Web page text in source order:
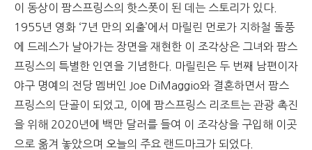
이 동상이 팜스프링스의 핫스폿이 된 데는 스토리가 있다.
1955년 영화 ‘7년 만의 외출’에서 마릴린 먼로가 지하철 돌풍
에 드레스가 날아가는 장면을 재현한 이 조각상은 그녀와 팜스
프링스의 특별한 인연을 기념한다. 마릴린은 두 번째 남편이자
야구 명예의 전당 멤버인 Joe DiMaggio와 결혼하면서 팜스
프링스의 단골이 되었고, 이에 팜스프링스 리조트는 관광 촉진
을 위해 2020년에 백만 달러를 들여 이 조각상을 구입해 이곳
으로 옮겨 놓았으며 오늘의 주요 랜드마크가 되었다.